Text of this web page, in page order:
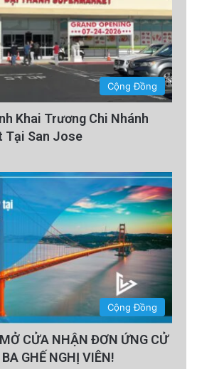
Cộng Đồng
Khai Trương Chi Nhánh
Tại San Jose
Cộng Đồng
MỞ CỬA NHẬN ĐƠN ỨNG CỬ
GHẾ NGHỊ VIÊN!